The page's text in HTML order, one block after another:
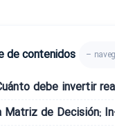
de contenidos –
debe invertir
Matriz de Decisión: